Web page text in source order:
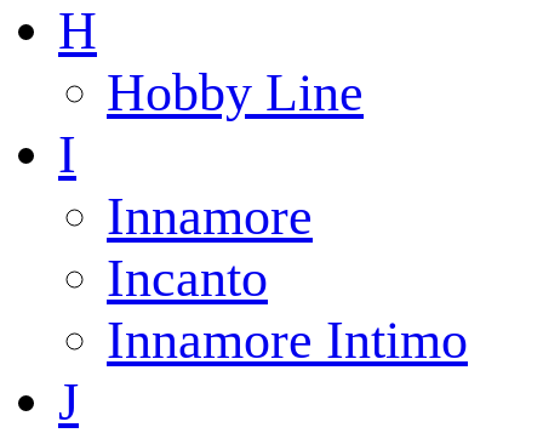
H
Hobby Line
I
Innamore
Incanto
Innamore Intimo
J